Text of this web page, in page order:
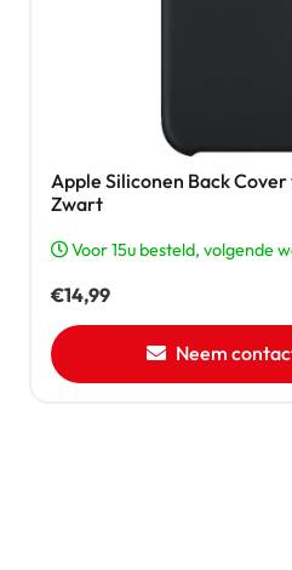
Apple Siliconen Back Cover
Zwart
Voor 15u besteld, volgende
€14,99
Neem